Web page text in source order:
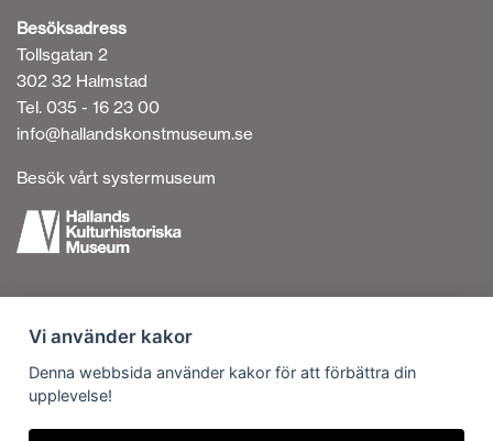
Besöksadress
Tollsgatan 2
302 32 Halmstad
Tel. 035 - 16 23 00
info@hallandskonstmuseum.se
Besök vårt systermuseum
Personuppgiftshantering
Om cookies
Kontakta oss
Vi använder kakor
Denna webbsida använder kakor för att förbättra din
upplevelse!